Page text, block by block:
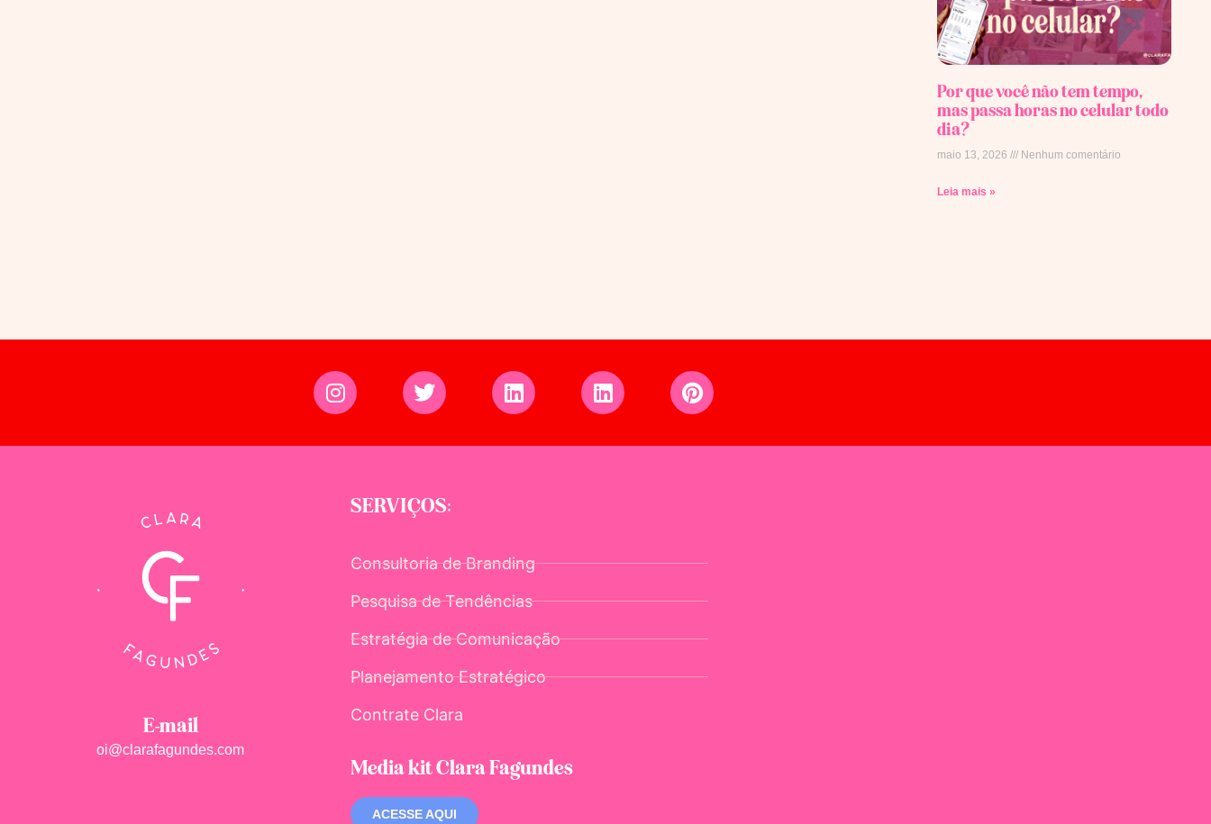
Por que você não tem tempo,
mas passa horas no celular todo
dia?
maio 13, 2026 Nenhum comentário
Leia mais »
E-mail
oi@clarafagundes.com
SERVIÇOS:
Consultoria de Branding
Pesquisa de Tendências
Estratégia de Comunicação
Planejamento Estratégico
Contrate Clara
Media kit Clara Fagundes
ACESSE AQUI